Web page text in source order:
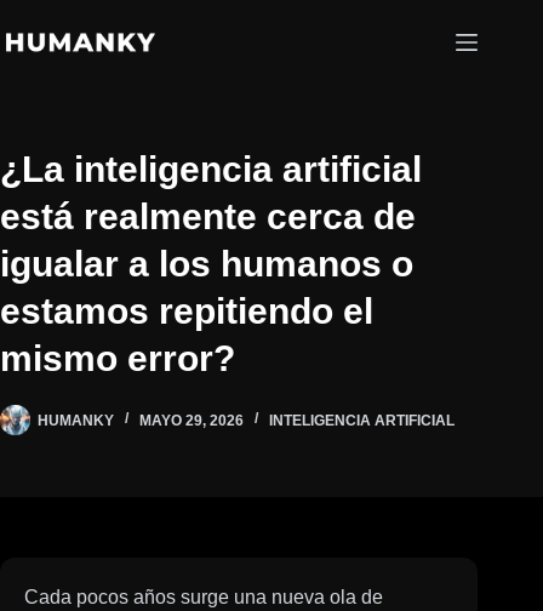
al
¿La inteligencia artificial
está realmente cerca de
igualar a los humanos o
estamos repitiendo el
mismo error?
HUMANKY MAYO 29, 2026 INTELIGENCIA ARTIFICIAL
Cada pocos años surge una nueva ola de